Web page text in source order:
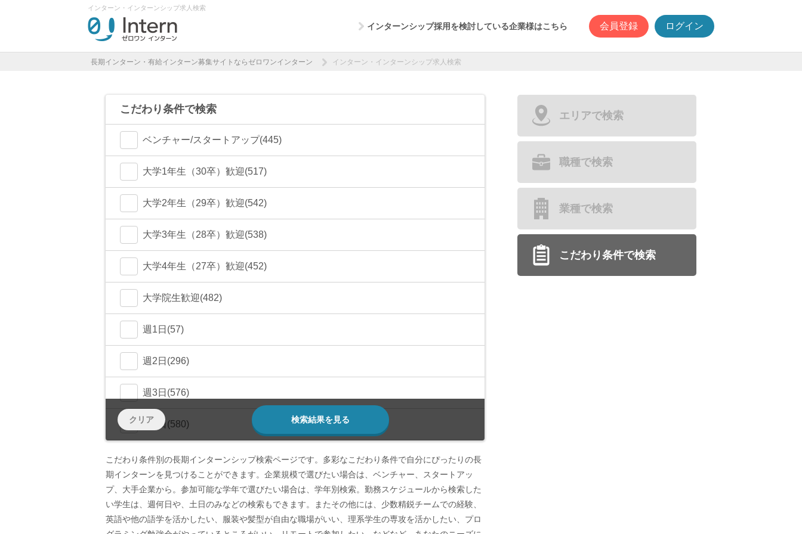
インターン・インターンシップ求人検索
インターンシップ採用を検討している企業様はこちら 会員登録 ログイン
長期インターン・有給インターン募集サイトならゼロワンインターン インターン・インターンシップ求人検索
こだわり条件で検索
ベンチャー/スタートアップ(445)
大学1年生（30卒）歓迎(517)
大学2年生（29卒）歓迎(542)
大学3年生（28卒）歓迎(538)
大学4年生（27卒）歓迎(452)
大学院生歓迎(482)
週1日(57)
週2日(296)
週3日(576)
週4日(580)
週5日〜(582)
土日OK(258)
少数精鋭(131)
クリア 検索結果を見る
こだわり条件別の長期インターンシップ検索ページです。多彩なこだわり条件で自分にぴったりの長
期インターンを見つけることができます。企業規模で選びたい場合は、ベンチャー、スタートアッ
プ、大手企業から。参加可能な学年で選びたい場合は、学年別検索。勤務スケジュールから検索した
い学生は、週何日や、土日のみなどの検索もできます。またその他には、少数精鋭チームでの経験、
英語や他の語学を活かしたい、服装や髪型が自由な職場がいい、理系学生の専攻を活かしたい、プロ
エリアで検索
職種で検索
業種で検索
こだわり条件で検索